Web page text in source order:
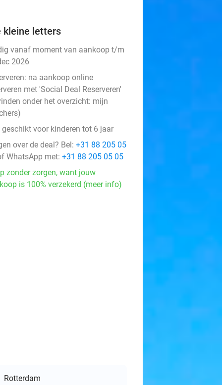
kleine letters
vanaf moment van aankoop t/m
2026
na aankoop online
met 'Social Deal Reserveren'
onder het overzicht: mijn
)
geschikt voor kinderen tot 6 jaar
over de deal? Bel: +31 88 205 05
WhatsApp met: +31 88 205 05 05
zonder zorgen, want jouw
is 100% verzekerd (meer info)
Rotterdam